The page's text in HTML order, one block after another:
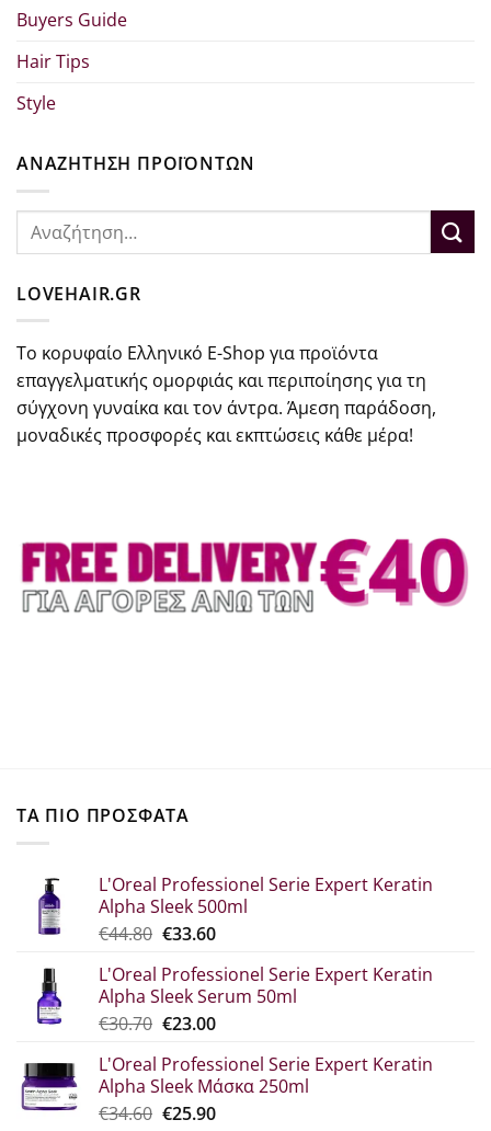
Buyers Guide
Hair Tips
Style
ΑΝΑΖΗΤΗΣΗ ΠΡΟΪΟΝΤΩΝ
Αναζήτηση
LOVEHAIR.GR
Το κορυφαίο Ελληνικό E-Shop για προϊόντα
επαγγελματικής ομορφιάς και περιποίησης για τη
σύγχονη γυναίκα και τον άντρα. Άμεση παράδοση,
μοναδικές προσφορές και εκπτώσεις κάθε μέρα!
ΤΑ ΠΙΟ ΠΡΟΣΦΑΤΑ
L'Oreal Professionel Serie Expert Keratin
Alpha Sleek 500ml
€44.80 Original
was:
€44.80.
€33.60Η
τιμή
είναι:
€33.60.
L'Oreal Professionel Serie Expert Keratin
Alpha Sleek Serum 50ml
€30.70 Original
was:
€30.70.
€23.00Η
τιμή
είναι:
€23.00.
L'Oreal Professionel Serie Expert Keratin
Alpha Sleek Μάσκα 250ml
€34.60 Original
€25.90Η